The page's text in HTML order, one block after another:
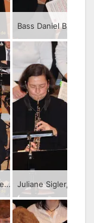
Bass Daniel
Die Musiker der Vogtland Philharmonie Greiz/Reichenbach Juliane Sigler, Solo-